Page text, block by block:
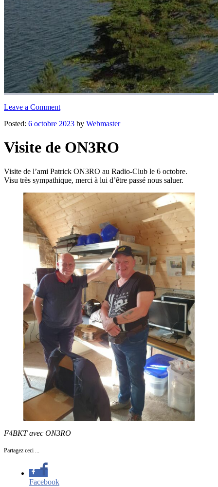
Leave a Comment
Posted: 6 octobre 2023 by Webmaster
Visite de ON3RO
Visite de l’ami Patrick ON3RO au Radio-Club le 6 octobre.
Visu très sympathique, merci à lui d’être passé nous saluer.
F4BKT avec ON3RO
Partagez ceci ...
Facebook